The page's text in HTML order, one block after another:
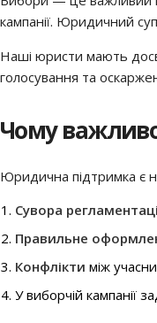
кампанії. Юридичний
Наші юристи мають
голосування та
Чому
Юридична підтримка є
Сувора
Правильне
Конфлікти між
У виборчій кампанії